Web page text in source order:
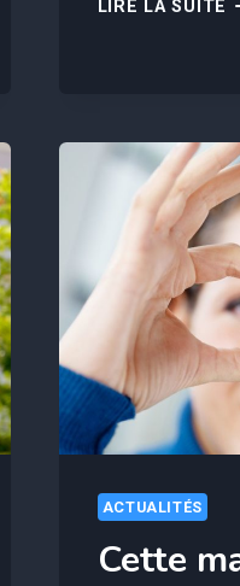
LIRE LA SUITE
ACTUALITÉS
Cette